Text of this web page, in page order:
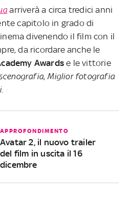
arriverà a circa tredici anni
capitolo in grado di
divenendo il film con il
da ricordare anche le
Awards e le vittorie
, Miglior fotografia
.
APPROFONDIMENTO
Avatar 2, il nuovo trailer
del film in uscita il 16
dicembre